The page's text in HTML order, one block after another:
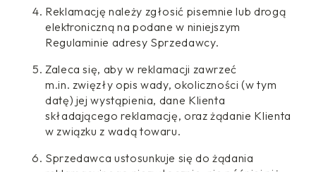
Reklamację należy zgłosić pisemnie lub drogą
elektroniczną na podane w niniejszym
Regulaminie adresy Sprzedawcy.
Zaleca się, aby w reklamacji zawrzeć
m.in. zwięzły opis wady, okoliczności (w tym
datę) jej wystąpienia, dane Klienta
składającego reklamację, oraz żądanie Klienta
w związku z wadą towaru.
Sprzedawca ustosunkuje się do żądania